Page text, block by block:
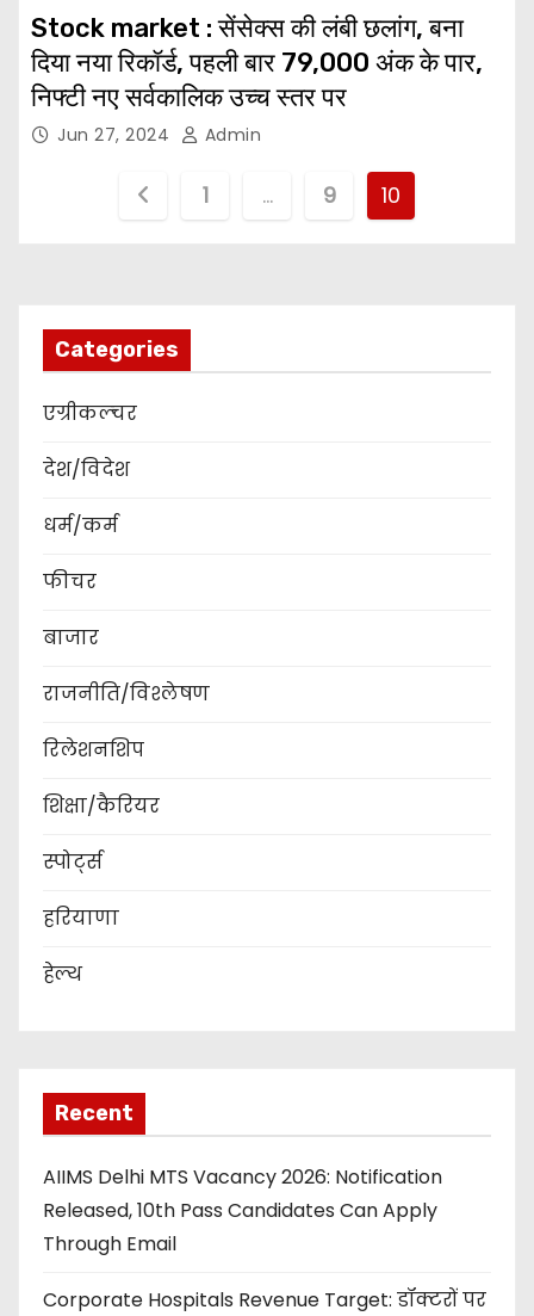
Stock market : सेंसेक्स की लंबी छलांग, बना
दिया नया रिकॉर्ड, पहली बार 79,000 अंक के पार,
निफ्टी नए सर्वकालिक उच्च स्तर पर
Jun 27, 2024 Admin
t
s
g
a
t
i
1 … 9 10
Categories
एग्रीकल्चर
देश/विदेश
धर्म/कर्म
फीचर
बाजार
राजनीति/विश्लेषण
रिलेशनशिप
शिक्षा/कैरियर
स्पोर्ट्स
हरियाणा
हेल्थ
Recent
AIIMS Delhi MTS Vacancy 2026: Notification
Released, 10th Pass Candidates Can Apply
Through Email
Corporate Hospitals Revenue Target: डॉक्टरों पर